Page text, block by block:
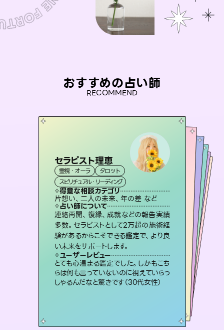
おすすめの占い師
RECOMMEND
セラピスト理恵
霊視・オーラ
タロット
スピリチュアル・リーディング
得意な相談カテゴリ
片想い、二人の未来、年の差 など
占い師について
連絡再開、復縁、成就などの報告実績
多数。セラピストとして2万超の施術経
験があるからこそできる鑑定で、より良
い未来をサポートします。
ユーザーレビュー
とても心温まる鑑定でした。しかもこち
らは何も言っていないのに視えていらっ
しゃるんだなと驚きです（30代女性）
桃源珠羽（とうげんみう）
霊視・オーラ タロット
スピリチュアル・リーディング
得意な相談カテゴリ
片想い、あの人の気持ち、復縁 など
占い師について
恋愛のお悩みの中でも特に「曖昧な関
係」の相談を得意としており、友達以上
恋人未満なお相手との今後や本音を丁
寧に読み解き恋愛成就へと導きます。
ユーザーレビュー
鑑定していただいてアドバイス通りに行
動すると仲が復活してきました。ありが
とうございました（40代 女性）
未来視師＊花
霊視・オーラ
スピリチュアル・リーディング
得意な相談カテゴリ
出逢い、片想い、復縁 など
占い師について
未来には何パターンもの選択肢があり
ます。不安で視えにくくなっているあな
たの素敵な未来を見つけ、その未来を
選択できるようアドバイスします。
ユーザーレビュー
職場の人の性質や人間関係、本心など
本当によく視えていてびっくり。対策が
打てて前向きになれます（40代）
彗望（すいぼう
霊視・オーラ
スピリチュアル・リーディング
得意な相談カテゴリ
片想い、あの人の気持ち、復縁 など
占い師について
3,700年以上の歴史を持つ東洋最古の占術「易占」で詳細まで占い、幸せへ向かう道筋を示します。厳しい結果にも具体的な対策をお伝えします。
ユーザーレビュー
複雑な背景もしっかり聞いて鑑定して
いただけました。気持ちが楽になりまし
た（50代 女性）
アイリス -iris-
西洋占星術
ルーン
得意な相談カテゴリ
恋愛総合、片想い、二人の未来 など
占い師について
復縁、恋愛、不倫の行方、同性愛や片
思い、仕事関係や借金問題まで知りた
いことや心の負担になっていることを
紐解き、背中をそっと押して導きます。
ユーザーレビュー
安心感のあり、言い切ってくれる所や濁
さない鑑定のおかげで、毎回自分の気
持ちを整えられます（30代 男性）
おう 霊感オラクル
霊視・オーラ
オラクルカード
得意な相談カテゴリ
恋愛総合、あの人の気持ち など
占い師について
霊視×オラクルカードを使って「今」と
「未来」そして「気になるあの人の気持
ち」まで丁寧に読み解き、恋や人生のヒ
ントを優しく引き出します。
ユーザーレビュー
不安な気持ちが嘘みたいに晴れまし
た…！よく視えていらっしゃるんだなと
感じました（40代 女性）